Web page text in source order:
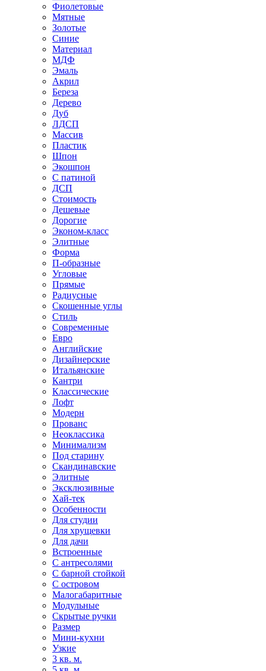
Фиолетовые
Мятные
Золотые
Синие
Материал
МДФ
Эмаль
Акрил
Береза
Дерево
Дуб
ЛДСП
Массив
Пластик
Шпон
Экошпон
С патиной
ДСП
Стоимость
Дешевые
Дорогие
Эконом-класс
Элитные
Форма
П-образные
Угловые
Прямые
Радиусные
Скошенные углы
Стиль
Современные
Евро
Английские
Дизайнерские
Итальянские
Кантри
Классические
Лофт
Модерн
Прованс
Неоклассика
Минимализм
Под старину
Скандинавские
Элитные
Эксклюзивные
Хай-тек
Особенности
Для студии
Для хрущевки
Для дачи
Встроенные
С антресолями
С барной стойкой
С островом
Малогабаритные
Модульные
Скрытые ручки
Размер
Мини-кухни
Узкие
3 кв. м.